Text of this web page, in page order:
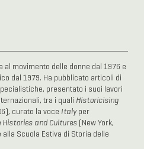
al movimento delle donne dal 1976 e
dal 1979. Ha pubblicato articoli di
presentato i suoi lavori
tra i quali Historicising
curato la voce Italyper
Histories and Cultures(New York,
Scuola Estiva di Storia delle